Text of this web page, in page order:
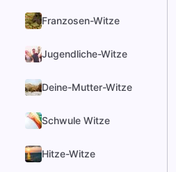
Franzosen-Witze
Jugendliche-Witze
Deine-Mutter-Witze
Schwule Witze
Hitze-Witze